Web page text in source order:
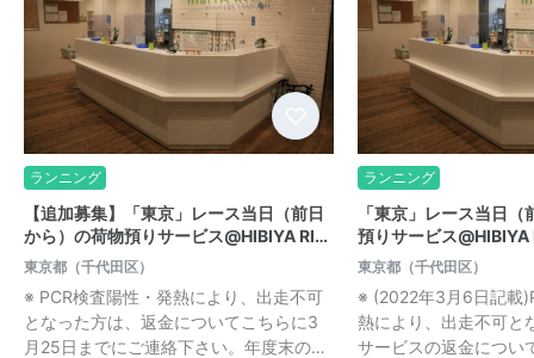
ランニング
【追加募集】「東京」レース当日（前日
から）の荷物預りサービス@HIBIYA RI…
東京都（千代田区）
※ PCR検査陽性・発熱により、出走不可
となった方は、返金についてこちらに3
月25日までにご連絡下さい。年度末の…
ランニング
「東京」レース当日
預りサービス@HIBIYA
東京都（千代田区）
※ (2022年3月6日記載
熱により、出走不可と
サービスの返金につい